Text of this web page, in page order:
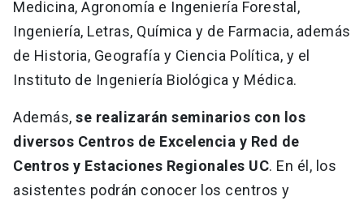
Medicina, Agronomía e Ingeniería Forestal,
Ingeniería, Letras, Química y de Farmacia, además
de Historia, Geografía y Ciencia Política, y el
Instituto de Ingeniería Biológica y Médica.
Además, se realizarán seminarios con los
diversos Centros de Excelencia y Red de
Centros y Estaciones Regionales UC. En él, los
asistentes podrán conocer los centros y